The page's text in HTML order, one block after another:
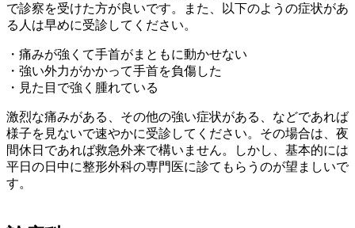
で診察を受けた方が良いです。また、以下のようの症状があ
る人は早めに受診してください。
・痛みが強くて手首がまともに動かせない
・強い外力がかかって手首を負傷した
・見た目で強く腫れている
激烈な痛みがある、その他の強い症状がある、などであれば
様子を見ないで速やかに受診してください。その場合は、夜
間休日であれば救急外来で構いません。しかし、基本的には
平日の日中に整形外科の専門医に診てもらうのが望ましいで
す。